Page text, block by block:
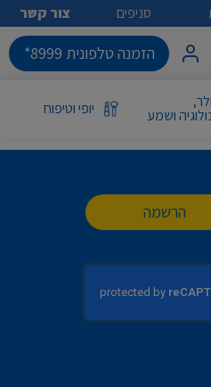
סניפים צור קשר
הזמנה טלפונית 8999*
ושמע יופי וטיפוח
הרשמה